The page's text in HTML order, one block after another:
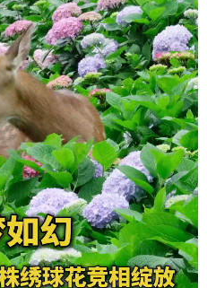
河北 山西
上海 江苏
福建 江西
湖北 湖南
海南 重庆
云南 西藏